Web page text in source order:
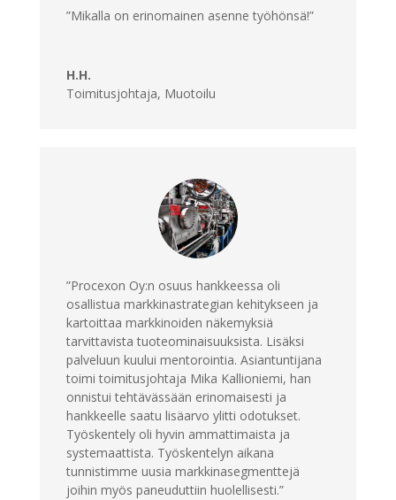
”Mikalla on erinomainen asenne työhönsä!”
H.H.
Toimitusjohtaja, Muotoilu
”Procexon Oy:n osuus hankkeessa oli
osallistua markkinastrategian kehitykseen ja
kartoittaa markkinoiden näkemyksiä
tarvittavista tuoteominaisuuksista. Lisäksi
palveluun kuului mentorointia. Asiantuntijana
toimi toimitusjohtaja Mika Kallioniemi, han
onnistui tehtävässään erinomaisesti ja
hankkeelle saatu lisäarvo ylitti odotukset.
Työskentely oli hyvin ammattimaista ja
systemaattista. Työskentelyn aikana
tunnistimme uusia markkinasegmenttejä
joihin myös paneuduttiin huolellisesti.”